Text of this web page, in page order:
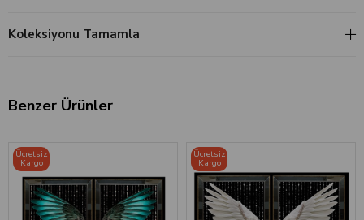
Koleksiyonu Tamamla
Benzer Ürünler
Ücretsiz
Kargo
Ücretsiz
Kargo